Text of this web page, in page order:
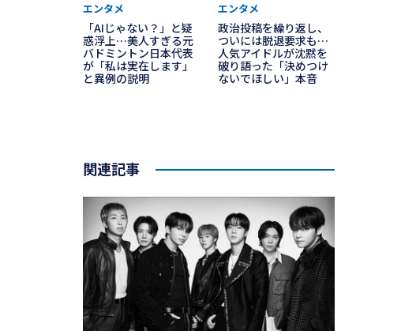
エンタメ
「AIじゃない？」と疑
惑浮上…美人すぎる元
バドミントン日本代表
が「私は実在します」
と異例の説明
エンタメ
政治投稿を繰り返し、
ついには脱退要求も…
人気アイドルが沈黙を
破り語った「決めつけ
ないでほしい」本音
関連記事